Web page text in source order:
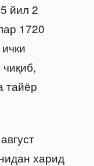
йил 2
1720
тайёр
харид